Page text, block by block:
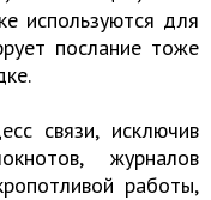
используются для
послание тоже
связи, исключив
журналов
работы,